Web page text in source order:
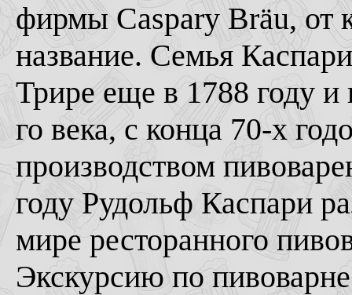
фирмы Caspary Bräu, от
название. Семья
Трире еще в 1788 году
го века, с конца 70-х
производством
году Рудольф Каспари
мире ресторанного
Экскурсию по